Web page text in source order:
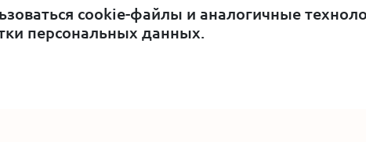
Навесы из поликарбоната
Теплицы оптом
cookie-файлы и аналогичные
персональных данных.